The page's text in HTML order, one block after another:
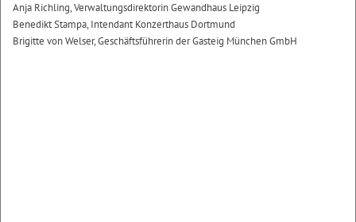
Anja Richling, Verwaltungsdirektorin Gewandhaus Leipzig
Benedikt Stampa, Intendant Konzerthaus Dortmund
Brigitte von Welser, Geschäftsführerin der Gasteig München GmbH